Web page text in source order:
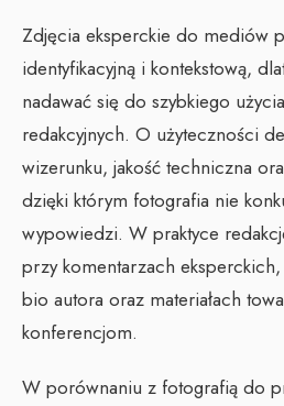
Zdjęcia eksperckie do mediów
identyfikacyjną i kontekstową,
nadawać się do szybkiego
redakcyjnych. O użyteczności
wizerunku, jakość techniczna
dzięki którym fotografia nie
wypowiedzi. W praktyce
przy komentarzach
bio autora oraz materiałach
konferencjom.
W porównaniu z fotografią do